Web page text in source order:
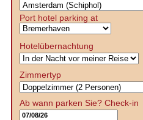
Port hotel parking at
Hotelübernachtung
Zimmertyp
Ab wann parken Sie? Check-in